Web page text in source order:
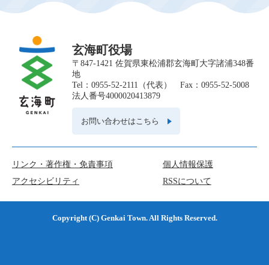
玄海町役場
〒847-1421 佐賀県東松浦郡玄海町大字諸浦348番
地
Tel：0955-52-2111（代表） Fax：0955-52-5008
法人番号4000020413879
お問い合わせはこちら
リンク・著作権・免責事項
個人情報保護
アクセシビリティ
RSSについて
Copyright (C) Genkai Town. All Rights Reserved.